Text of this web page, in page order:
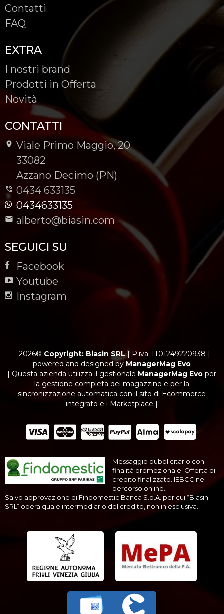
Contatti
FAQ
EXTRA
I nostri brand
Prodotti in Offerta
Novità
CONTATTI
Viale Primo Maggio, 20
-
33082
-
Azzano Decimo (PN)
0434 633135
0434633135
alberto@biasin.com
SEGUICI SU
Facebook
Youtube
Instagram
2026© Copyright: Biasin SRL| P.iva: IT01249220938 |
powered and designed by ManagerMag Evo
| Questa azienda utilizza il gestionale ManagerMag Evo per
la gestione completa del magazzino e per la
sincronizzazione automatica con il sito di Ecommerce
integrato e i Marketplace |
Messaggio pubblicitario con
finalità promozionale. Offerta di
credito finalizzato. IEBCC nel
percorso online.
Salvo approvazione di Findomestic Banca S.p.A. per cui “Biasin
SRL” opera quale intermediario del credito, non in esclusiva.